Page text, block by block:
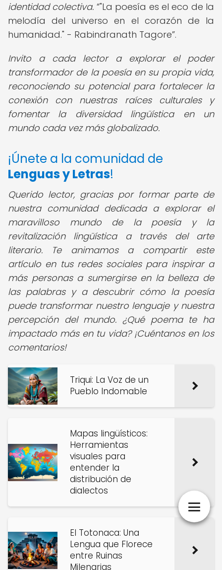
identidad colectiva. "La poesía es el eco de la
melodía del universo en el corazón de la
humanidad." - Rabindranath Tagore .
Invito a cada lector a explorar el poder
transformador de la poesía en su propia vida,
reconociendo su potencial para fortalecer la
conexión con nuestras raíces culturales y
fomentar la diversidad lingüística en un
mundo cada vez más globalizado.
¡Únete a la comunidad de
Lenguas y Letras!
Querido lector, gracias por formar parte de
nuestra comunidad dedicada a explorar el
maravilloso mundo de la poesía y la
revitalización lingüística a través del arte
literario. Te animamos a compartir este
artículo en tus redes sociales para inspirar a
más personas a sumergirse en la belleza de
las palabras y a descubrir cómo la poesía
puede transformar nuestro lenguaje y nuestra
percepción del mundo. ¿Qué poema te ha
impactado más en tu vida? ¡Cuéntanos en los
comentarios!
Triqui: La Voz de un
Pueblo Indomable
Mapas lingüísticos:
Herramientas
visuales para
entender la
distribución de
dialectos
El Totonaca: Una
Lengua que Florece
entre Ruinas
Milenarias